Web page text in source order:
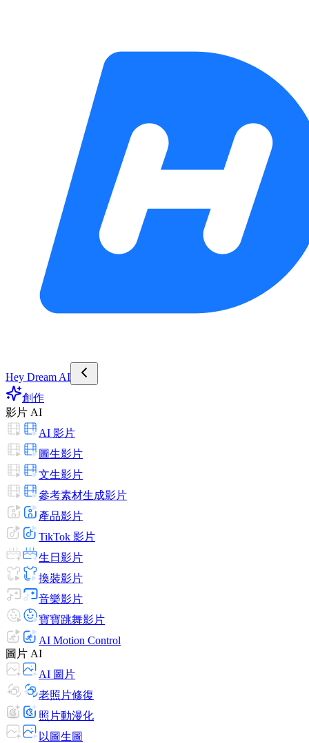
Hey Dream AI
創作
影片 AI
AI 影片
圖生影片
文生影片
參考素材生成影片
產品影片
TikTok 影片
生日影片
換裝影片
音樂影片
寶寶跳舞影片
AI Motion Control
圖片 AI
AI 圖片
老照片修復
照片動漫化
以圖生圖